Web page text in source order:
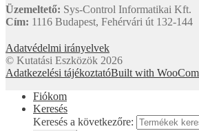
Üzemeltető: Sys-Control Informatikai Kft.
Cím: 1116 Budapest, Fehérvári út 132-144
Adatvédelmi irányelvek
© Kutatási Eszközök 2026
Adatkezelési tájékoztatóBuilt with
Fiókom
Keresés
Keresés a következőre: